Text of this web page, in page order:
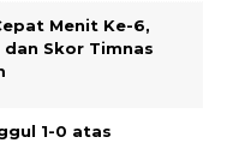
Menit Ke-6,
dan Skor Timnas
1-0 atas